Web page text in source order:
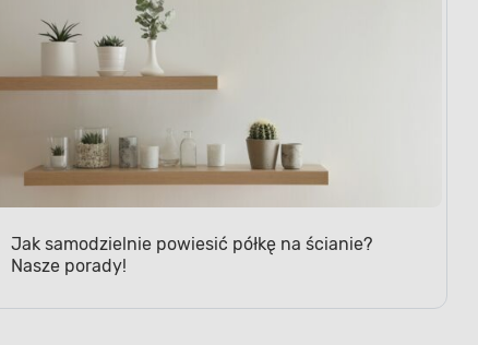
Jak samodzielnie powiesić półkę na ścianie?
Nasze porady!